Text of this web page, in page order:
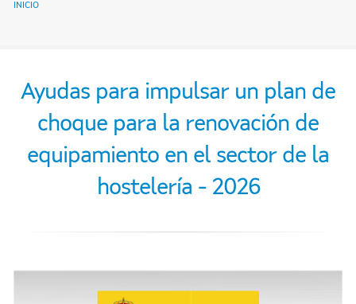
INICIO
Ayudas para impulsar un plan de
choque para la renovación de
equipamiento en el sector de la
hostelería - 2026